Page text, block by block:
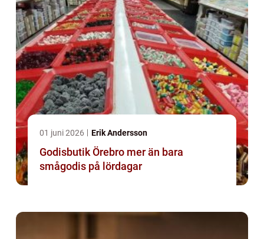
01 juni 2026 Erik Andersson
Godisbutik Örebro mer än bara
smågodis på lördagar